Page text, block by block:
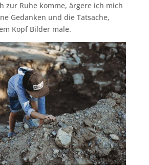
zur Ruhe komme, ärgere ich mich
Gedanken und die Tatsache,
Kopf Bilder male.